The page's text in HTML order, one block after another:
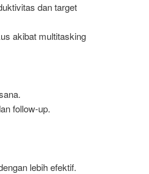
dan target
akibat multitasking
follow-up.
lebih efektif.